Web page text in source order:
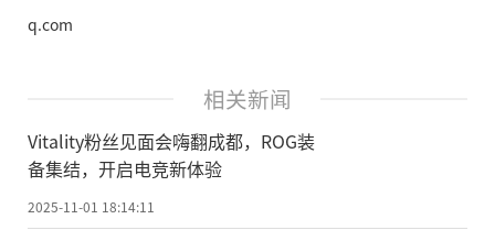
q.com
相关新闻
Vitality粉丝见面会嗨翻成都，ROG装
备集结，开启电竞新体验
2025-11-01 18:14:11